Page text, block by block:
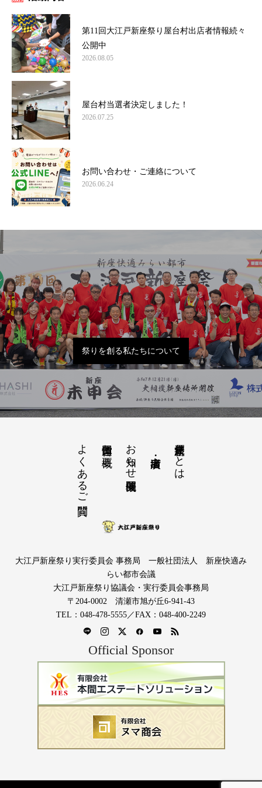
第11回大江戸新座祭り屋台村出店者情報続々
公開中
2026.08.05
屋台村当選者決定しました！
2026.07.25
お問い合わせ・ご連絡について
2026.06.24
祭りを創る私たちについて
大江戸新座祭りとは
お知らせ開催概要
運営団体と概要
よくあるご質問
大江戸新座祭り実行委員会 事務局 一般社団法人 新座快適み
らい都市会議
大江戸新座祭り協議会・実行委員会事務局
〒204-0002 清瀬市旭が丘6-941-43
TEL：048-478-5555／FAX：048-400-2249
Official Sponsor